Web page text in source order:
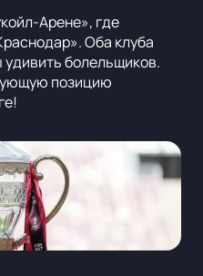
Арене», где
Оба клуба
болельщиков.
позицию